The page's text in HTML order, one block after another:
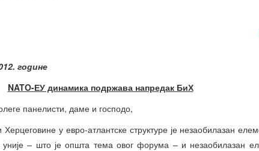
године
NATO-ЕУ динамика подржава напредак БиХ
панелисти, даме и господо,
у евро-атлантске структуре је незаобилазан
уније – што је општа тема овог форума – и незаобилазан